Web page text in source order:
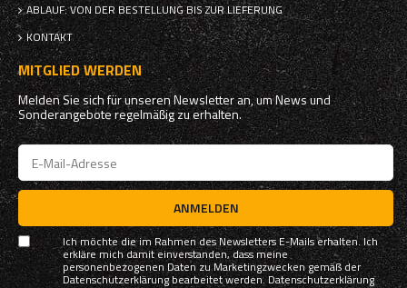
ABLAUF: VON DER BESTELLUNG BIS ZUR LIEFERUNG
KONTAKT
MITGLIED WERDEN
Melden Sie sich für unseren Newsletter an, um News und
Sonderangebote regelmäßig zu erhalten.
ANMELDEN
Ich möchte die im Rahmen des Newsletters E-Mails erhalten. Ich
erkläre mich damit einverstanden, dass meine
personenbezogenen Daten zu Marketingzwecken gemäß der
Datenschutzerklärung bearbeitet werden.Datenschutzerklärung